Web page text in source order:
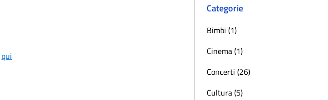
qui
Categorie
Bimbi (1)
Cinema (1)
Concerti (26)
Cultura (5)